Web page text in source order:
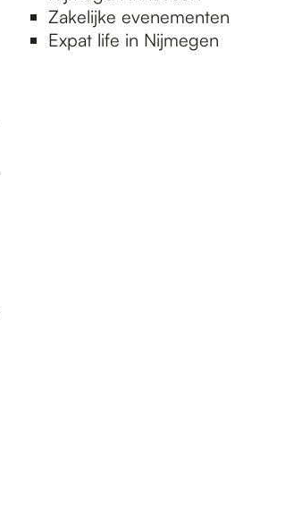
Zakelijke evenementen
Expat life in Nijmegen